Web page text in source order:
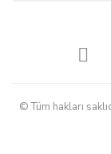
© Tüm hakları